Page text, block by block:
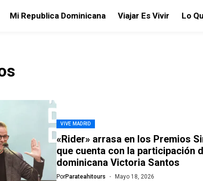
Mi Republica Dominicana Viajar Es Vivir Lo
VIVE MADRID
«Rider» arrasa en los Premios
que cuenta con la participación
dominicana Victoria Santos
PorParateahitours Mayo 18, 2026